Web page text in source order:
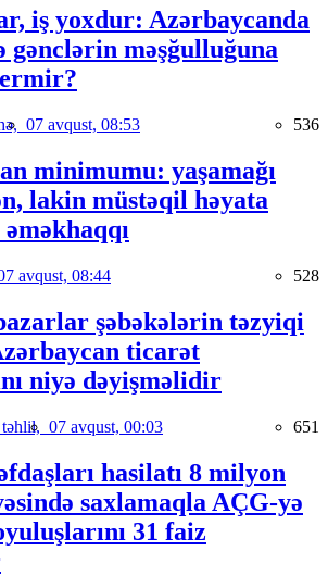
iş yoxdur: Azərbaycanda
gənclərin məşğulluğuna
07 avqust, 08:53 536
minimumu: yaşamağı
lakin müstəqil həyata
avqust, 08:44 528
şəbəkələrin təzyiqi
ticarət
niyə dəyişməlidir
təhlil, 07 avqust, 00:03 651
hasilatı 8 milyon
saxlamaqla AÇG-yə
31 faiz